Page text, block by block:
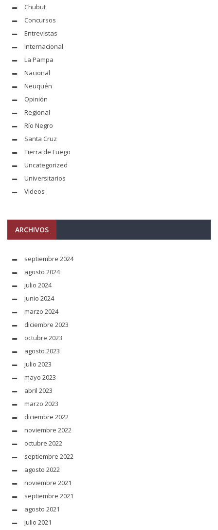
Chubut
Concursos
Entrevistas
Internacional
La Pampa
Nacional
Neuquén
Opinión
Regional
Río Negro
Santa Cruz
Tierra de Fuego
Uncategorized
Universitarios
Videos
ARCHIVOS
septiembre 2024
agosto 2024
julio 2024
junio 2024
marzo 2024
diciembre 2023
octubre 2023
agosto 2023
julio 2023
mayo 2023
abril 2023
marzo 2023
diciembre 2022
noviembre 2022
octubre 2022
septiembre 2022
agosto 2022
noviembre 2021
septiembre 2021
agosto 2021
julio 2021